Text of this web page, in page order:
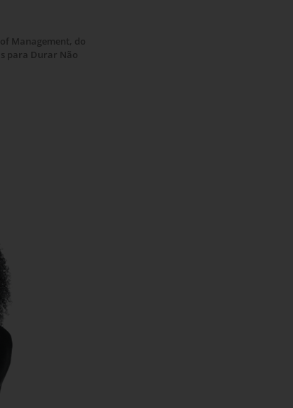
Management, do
para Durar Não